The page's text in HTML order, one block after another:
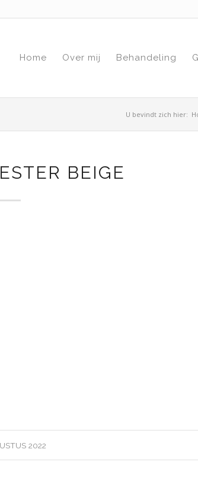
Home Over mij Behandeling
U bevindt zich hier:
BEIGE
2022